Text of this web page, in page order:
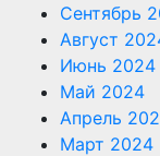
Сентябрь
Август
Июнь 2024
Май 2024
Апрель
Март 2024